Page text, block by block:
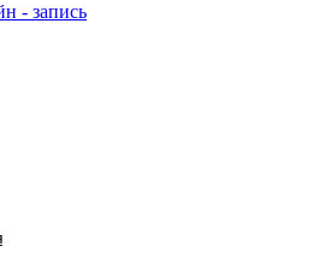
НЕОБХОДИМА
СПЕЦИАЛИСТА
- запись